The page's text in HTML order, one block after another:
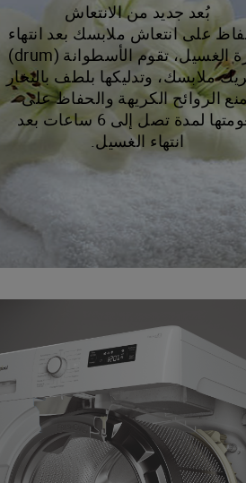
بُعد جديد من الانتعاش
على انتعاش ملابسك بعد انتهاء
دورة الغسيل، تقوم الأسطوانة (drum)
ملابسك، وتدليكها بلطف بالبخار
الروائح الكريهة والحفاظ على
نعومتها لمدة تصل إلى 6 ساعات بعد
انتهاء الغسيل.